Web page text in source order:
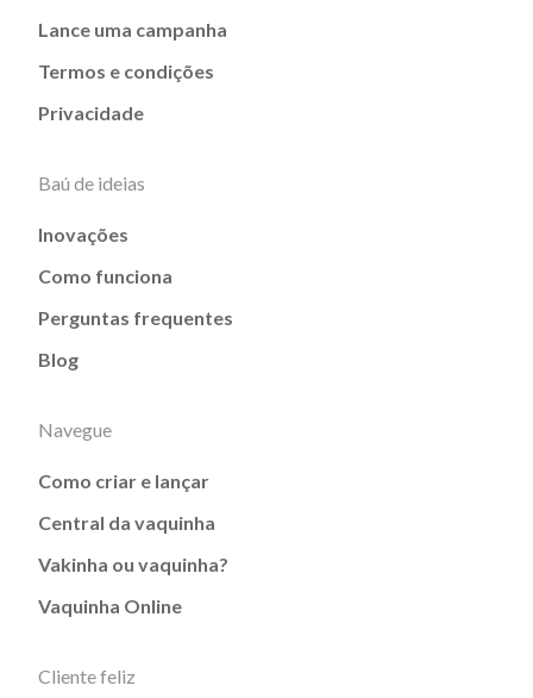
Lance uma campanha
Termos e condições
Privacidade
Baú de ideias
Inovações
Como funciona
Perguntas frequentes
Blog
Navegue
Como criar e lançar
Central da vaquinha
Vakinha ou vaquinha?
Vaquinha Online
Cliente feliz